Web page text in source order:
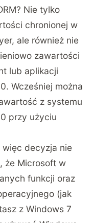
Nie tylko
chronionej w
ale również nie
zawartości
lub aplikacji
Wcześniej można
z systemu
przy użyciu
więc decyzja nie
że Microsoft w
funkcji oraz
(jak
z Windows 7